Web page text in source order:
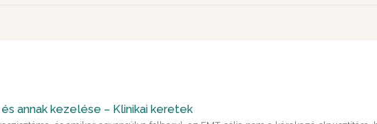
annak kezelése – Klinikai keretek